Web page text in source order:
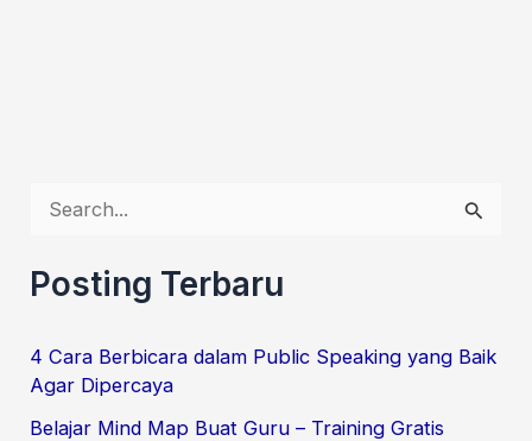
a
c
h
f
Posting Terbaru
4 Cara Berbicara dalam Public Speaking yang Baik
Agar Dipercaya
Belajar Mind Map Buat Guru – Training Gratis